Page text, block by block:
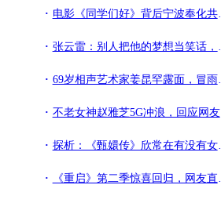
电影《同学们好》背后宁波奉化共建之路
张云雷：别人把他的梦想当笑话，他却将梦想变成了佳话
69岁相声艺术家姜昆罕露面，冒雨演出太敬业，还当绅士搀扶女士
不老女神赵雅芝5G冲浪，回应网友晒白素贞飞行时正面自拍照
探析：《甄嬛传》欣常在有没有女儿，《琅琊榜》静妃进宫多少年？
《重启》第二季惊喜回归，网友直呼给力！而且还增加了新面孔